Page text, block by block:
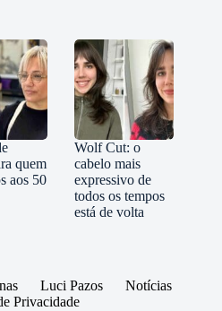
quem
aos 50
Wolf Cut: o
cabelo mais
expressivo de
todos os tempos
está de volta
Luci Pazos
Notícias
Privacidade